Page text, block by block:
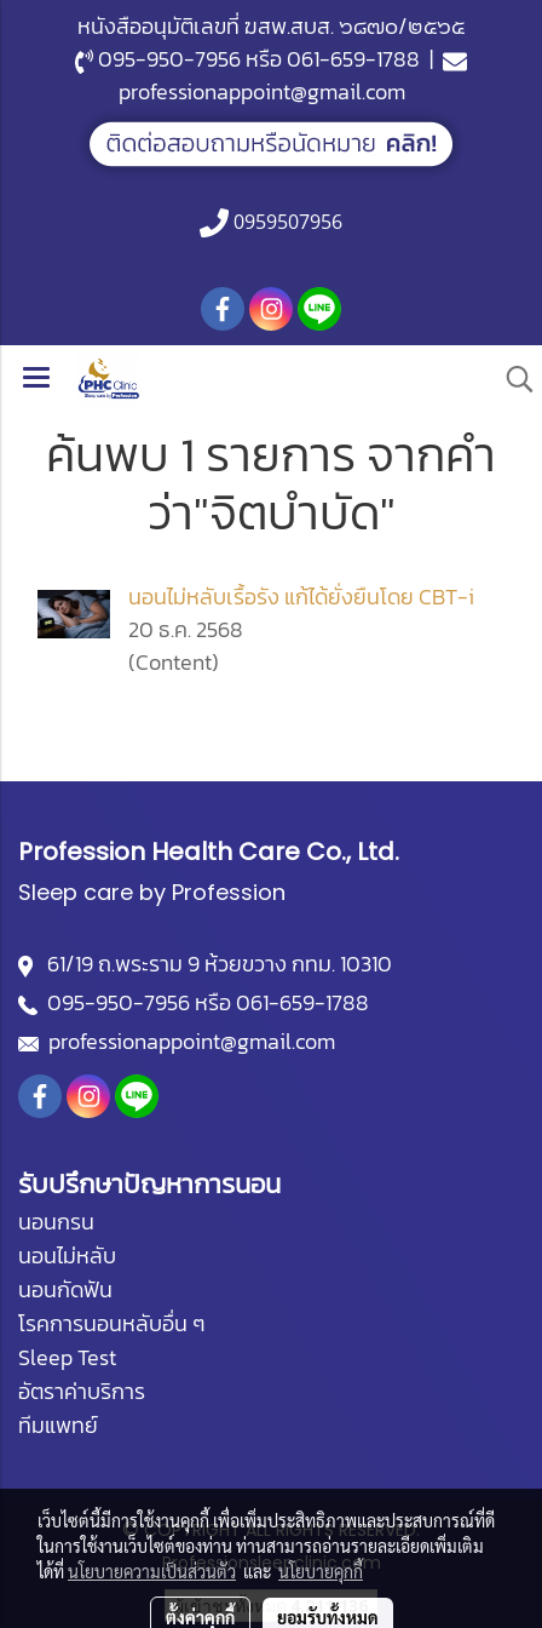
หนังสืออนุมัติเลขที่ ฆสพ.สบส. ๖๘๗๐/๒๕๖๕
095-950-7956หรือ061-659-1788 |
professionappoint@gmail.com
0959507956
ค้นพบ 1 รายการ จากคำ
ว่า"จิตบำบัด"
นอนไม่หลับเรื้อรัง แก้ได้ยั่งยืนโดย CBT-i
20 ธ.ค. 2568
(Content)
Profession Health Care Co., Ltd.
Sleep care by Profession
61/19 ถ.พระราม 9 ห้วยขวาง กทม. 10310
095-950-7956หรือ061-659-1788
professionappoint@gmail.com
รับปรึกษาปัญหาการนอน
นอนกรน
นอนไม่หลับ
นอนกัดฟัน
โรคการนอนหลับอื่น ๆ
Sleep Test
อัตราค่าบริการ
ทีมแพทย์
©COPYRIGHT ALL RIGHTS RESERVED.
Professionsleepclinic.com
ผู้เข้าชมทั้งหมด4,211,136
เว็บไซต์นี้มีการใช้งานคุกกี้ เพื่อเพิ่มประสิทธิภาพและประสบการณ์ที่ดี
ในการใช้งานเว็บไซต์ของท่าน ท่านสามารถอ่านรายละเอียดเพิ่มเติม
ได้ที่นโยบายความเป็นส่วนตัวและนโยบายคุกกี้
ตั้งค่าคุกกี้ ยอมรับทั้งหมด